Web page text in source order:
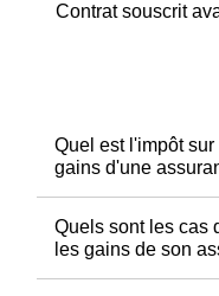
Contrat souscrit
Quel est l'impôt
gains d'une
Quels sont les cas
les gains de son